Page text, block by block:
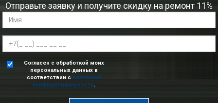
Отправьте заявку и получите скидку на ремонт 11%
Согласен с обработкой моих
персональных данных в
соответствии с политикой
конфиденциальности.